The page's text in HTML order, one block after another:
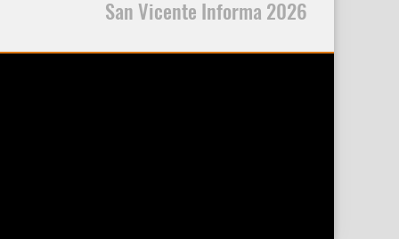
San Vicente Informa 2026